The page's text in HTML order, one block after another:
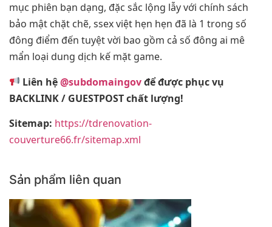
mục phiên bạn dạng, đặc sắc lộng lẫy với chính sách
bảo mật chặt chẽ, ssex việt hẹn hẹn đã là 1 trong số
đông điểm đến tuyệt vời bao gồm cả số đông ai mê
mẩn loại dung dịch kế mặt game.
Liên hệ@subdomaingovđể được phục vụ
BACKLINK / GUESTPOST chất lượng!
Sitemap: https://tdrenovation-
couverture66.fr/sitemap.xml
Sản phẩm liên quan